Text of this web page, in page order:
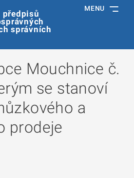
předpisů
správních
MENU
Mouchnice č.
se stanoví
a
prodeje